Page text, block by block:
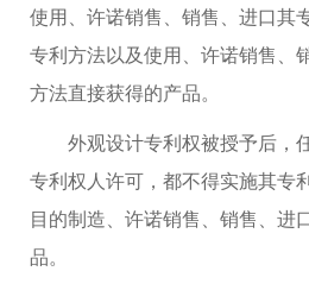
使用、许诺销售、销售、进口其
专利方法以及使用、许诺销售、
方法直接获得的产品。
外观设计专利权被授予后，
专利权人许可，都不得实施其专
目的制造、许诺销售、销售、进
品。